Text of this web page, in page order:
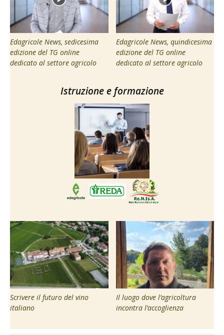
Edagricole News, sedicesima
edizione del TG online
dedicato al settore agricolo
Edagricole News, quindicesima
edizione del TG online
dedicato al settore agricolo
Istruzione e formazione
Scrivere il futuro del vino
italiano
Il luogo dove l’agricoltura
incontra l’accoglienza